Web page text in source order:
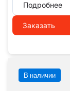
Подробнее
Заказать
В наличии